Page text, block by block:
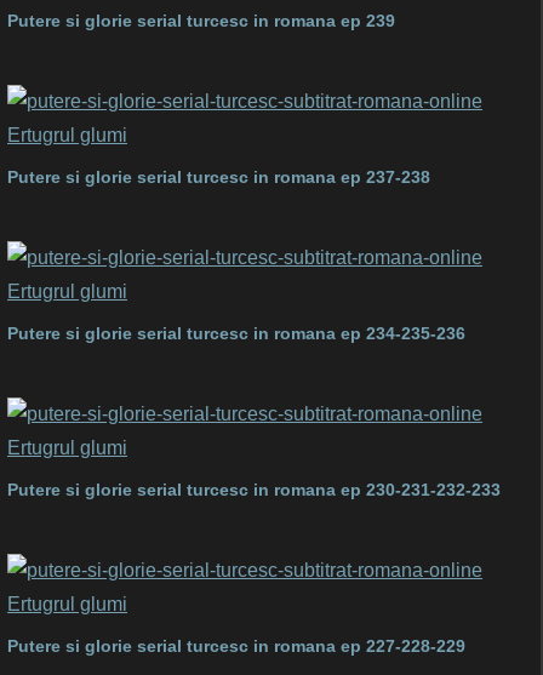
Putere si glorie serial turcesc in romana ep 239
Putere si glorie serial turcesc in romana ep 237-238
Putere si glorie serial turcesc in romana ep 234-235-236
Putere si glorie serial turcesc in romana ep 230-231-232-233
Putere si glorie serial turcesc in romana ep 227-228-229